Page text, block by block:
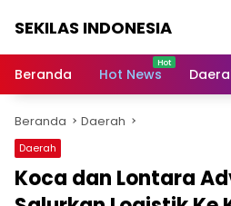
SEKILAS INDONESIA
Terkini,
Latest
World,
Headlines,
News
Today
Beranda Hot News
Beranda Daerah
Daerah
Koca dan Lontara